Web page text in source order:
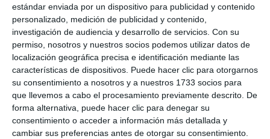
estándar enviada por un dispositivo para publicidad y contenido
personalizado, medición de publicidad y contenido,
investigación de audiencia y desarrollo de servicios. Con su
permiso, nosotros y nuestros socios podemos utilizar datos de
localización geográfica precisa e identificación mediante las
características de dispositivos. Puede hacer clic para otorgarnos
su consentimiento a nosotros y a nuestros 1733 socios para
que llevemos a cabo el procesamiento previamente descrito. De
forma alternativa, puede hacer clic para denegar su
consentimiento o acceder a información más detallada y
cambiar sus preferencias antes de otorgar su consentimiento.
Mijas activa un dispositivo para
reforzar seguridad, limpieza y
movilidad en Semana Santa
ACTUALIDAD
El PP se suma a Mata en la
exigencia al Gobierno para que
actúe ya en el arreglo de la A7